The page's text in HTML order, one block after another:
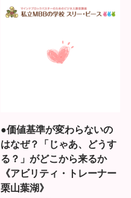
●価値基準が変わらないの
はなぜ？「じゃあ、どうす
る？」がどこから来るか
《アビリティ・トレーナー
栗山葉湖》